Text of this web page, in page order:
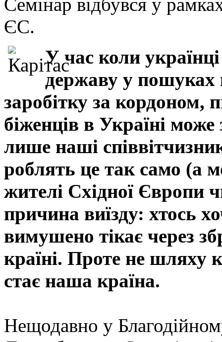
ЄС.
У час коли
державу у
заробітку за кордоном,
біженців в Україні
лише наші
роблять це так само (а
жителі Східної Європи
причина виїзду: хтось
вимушено тікає через
країні. Проте не шляху
стає наша країна.
Нещодавно у